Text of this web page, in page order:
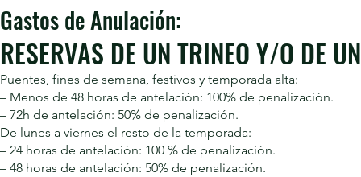
Gastos de Anulación:
RESERVAS DE UN TRINEO Y/O DE
Puentes, fines de semana, festivos y temporada alta:
– Menos de 48 horas de antelación: 100% de penalización.
– 72h de antelación: 50% de penalización.
De lunes a viernes el resto de la temporada:
– 24 horas de antelación: 100 % de penalización.
– 48 horas de antelación: 50% de penalización.